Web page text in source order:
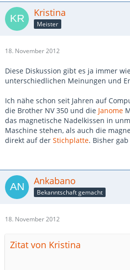
Kristina
Meister
18. November 2012
Diese Diskussion gibt es ja immer
unterschiedlichen Meinungen und
Ich nähe schon seit Jahren auf
die Brother NV 350 und die Janome
das magnetische Nadelkissen in
Maschine stehen, als auch die
direkt auf der Stichplatte. Bisher
Ankabano
Bekanntschaft gemacht
18. November 2012
Zitat von Kristina